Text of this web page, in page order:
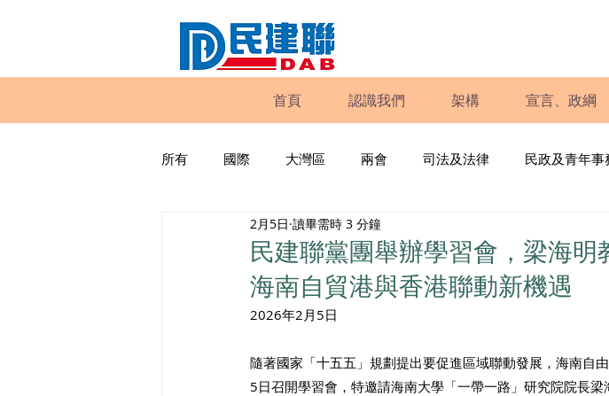
首頁 認識我們 架構 宣言、政綱
所有 國際 大灣區 兩會 司法及法律 民政及青年事
工商專業 家庭
民建聯報告及建議書 調查 新冠肺炎
議會監察 區議會
民建聯黨團舉辦學習會，梁海
海南自貿港與香港聯動新機遇
2月5日 讀畢需時 3 分鐘
2026年2月5日
隨著國家「十五五」規劃提出要促進區域聯動發展，海南自
5日召開學習會，特邀請海南大學「一帶一路」研究院院長